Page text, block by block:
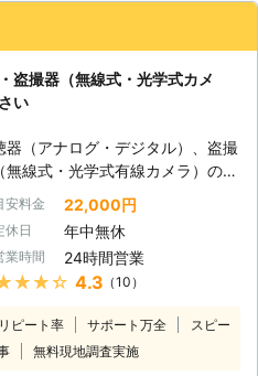
盗撮器（無線式・光学式カメ
い
器（アナログ・デジタル）、盗撮
無線式・光学式有線カメラ）の発
査を行います。 盗聴器・盗撮器
々進化しています。 盗聴・盗撮
能性、何か思い当たる事はありま
か？誰かに見られているような気
る。何故か自分しか知りえない事
くに不審な人や車を見かける様に
た。金銭や人間関係でトラブルを
安料金 22,000円
休日 年中無休
業時間 24時間営業
4.3 （10）
ピート率 サポート万全
スピー
無料現地調査実施